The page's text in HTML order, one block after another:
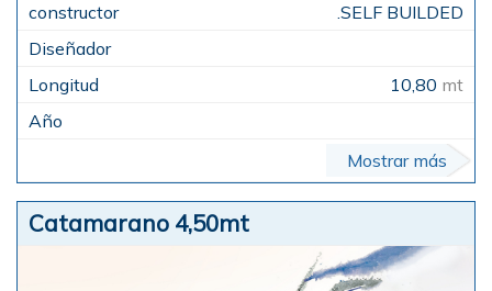
.SELF BUILDED
10,80 mt
Mostrar más
Catamarano 4,50mt